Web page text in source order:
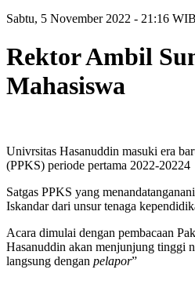
Sabtu, 5 November 2022 - 21:16 WIB
Rektor Ambil
Mahasiswa
Univrsitas Hasanuddin masuki era
(PPKS) periode pertama 2022-
Satgas PPKS yang
Iskandar dari unsur tenaga
Acara dimulai dengan pembacaan
Hasanuddin akan menjunjung tinggi
langsung dengan pelapor”